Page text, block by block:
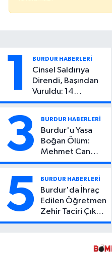
1 BURDUR HABERLERİ
Cinsel Saldırıya
Direndi, Başından
Vuruldu: 14
Yaşındaki Çocuktan
3 BURDUR HABERLERİ
Burdur'u Yasa
Boğan Ölüm:
Mehmet Can
Atıcı Genç Yaşta
5 BURDUR HABERLERİ
Burdur'da İhraç
Edilen Öğretmen
Zehir Taciri Çıktı:
Binlerce